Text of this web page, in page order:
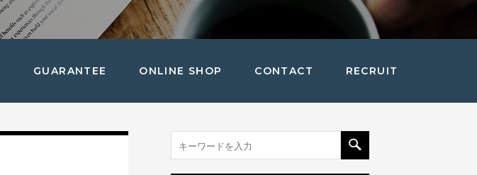
GUARANTEE ONLINE SHOP CONTACT RECRUIT